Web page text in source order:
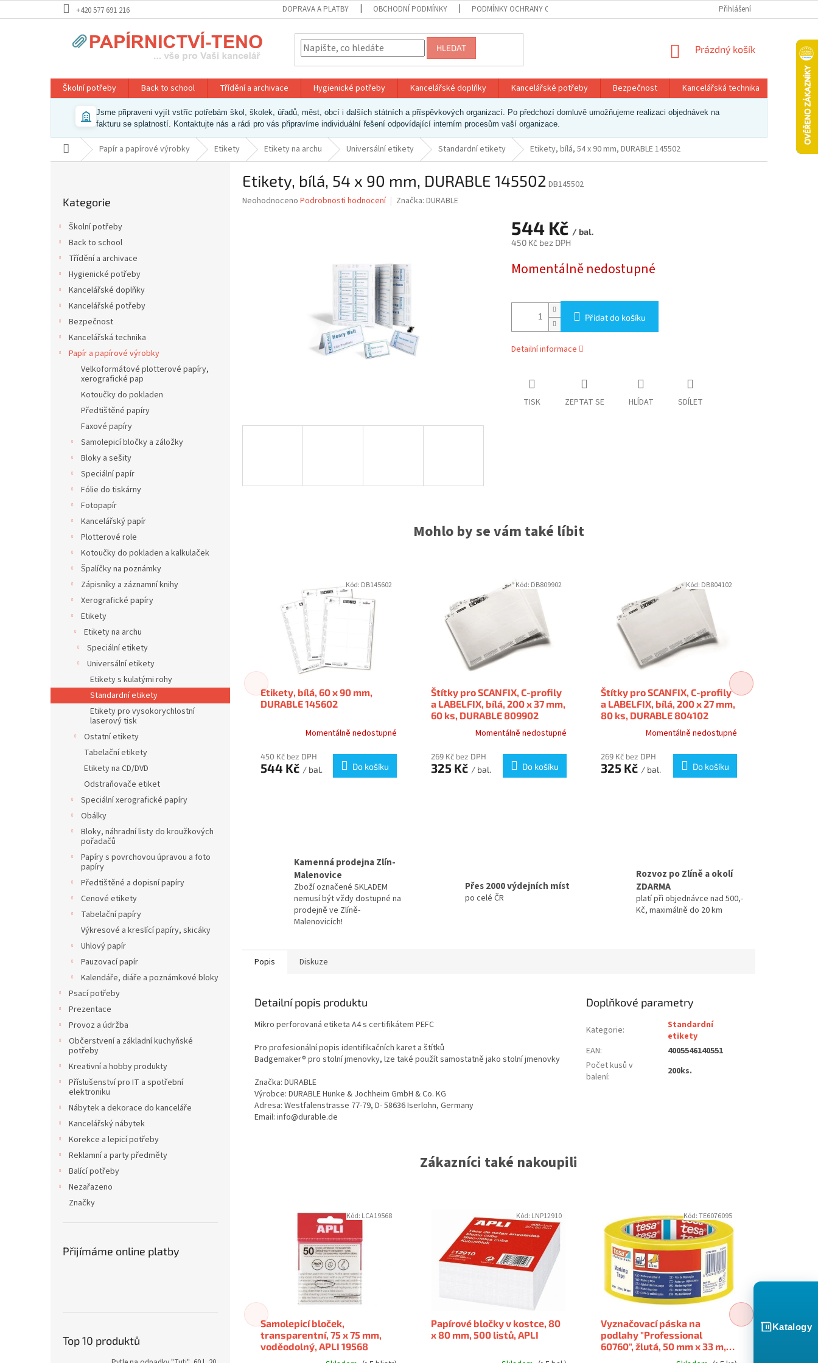
na
+420 577 691 216 DOPRAVA A PLATBY OBCHODNÍ PODMÍNKY PODMÍNKY OCHRANY OSOBNÍCH ÚDAJŮ Přihlášení
HLEDAT
NÁKUPNÍ
Prázdný košík
Školní potřeby Back to school Třídění a archivace Hygienické potřeby Kancelářské doplňky Kancelářské potřeby Bezpečnost Kancelářská technika Papír a
Jsme připraveni vyjít vstříc potřebám škol, školek, úřadů, měst, obcí i dalších státních a příspěvkových organizací. Po předchozí domluvě umožňujeme realizaci objednávek na
fakturu se splatností. Kontaktujte nás a rádi pro vás připravíme individuální řešení odpovídající interním procesům vaší organizace.
Domů Papír a papírové výrobky Etikety Etikety na archu Universální etikety Standardní etikety Etikety, bílá, 54 x 90 mm, DURABLE 145502
kategorie
Kategorie
Školní potřeby
Back to school
Třídění a archivace
Hygienické potřeby
Kancelářské doplňky
Kancelářské potřeby
Bezpečnost
Kancelářská technika
Papír a papírové výrobky
Velkoformátové plotterové papíry,
xerografické pap
Kotoučky do pokladen
Předtištěné papíry
Faxové papíry
Samolepicí bločky a záložky
Bloky a sešity
Speciální papír
Fólie do tiskárny
Fotopapír
Kancelářský papír
Plotterové role
Kotoučky do pokladen a kalkulaček
Špalíčky na poznámky
Zápisníky a záznamní knihy
Xerografické papíry
Etikety
Etikety na archu
Speciální etikety
Universální etikety
Etikety s kulatými rohy
Standardní etikety
Etikety pro vysokorychlostní
laserový tisk
Ostatní etikety
Tabelační etikety
Etikety na CD/DVD
Odstraňovače etiket
Speciální xerografické papíry
Obálky
Bloky, náhradní listy do kroužkových
pořadačů
Papíry s povrchovou úpravou a foto
papíry
Předtištěné a dopisní papíry
Cenové etikety
Tabelační papíry
Výkresové a kreslící papíry, skicáky
Uhlový papír
Pauzovací papír
Kalendáře, diáře a poznámkové bloky
Psací potřeby
Prezentace
Provoz a údržba
Občerstvení a základní kuchyňské
potřeby
Kreativní a hobby produkty
Příslušenství pro IT a spotřební
elektroniku
Nábytek a dekorace do kanceláře
Kancelářský nábytek
Korekce a lepicí potřeby
Reklamní a party předměty
Balící potřeby
Nezařazeno
Značky
Přijímáme online platby
Top 10 produktů
Etikety, bílá, 54 x 90 mm, DURABLE 145502 DB145502
Průměrné
Neohodnoceno Podrobnosti hodnocení Značka: DURABLE
544 Kč / bal.
450 Kč bez DPH
cena:
Momentálně nedostupné
Přidat do košíku
Detailní informace
TISK ZEPTAT SE HLÍDAT SDÍLET
Mohlo by se vám také líbit
Etikety, bílá, 60 x 90 mm,
DURABLE 145602
Momentálně nedostupné
450 Kč bez DPH
544 Kč / bal. Do košíku
Kód: DB145602
Štítky pro SCANFIX, C-profily
a LABELFIX, bílá, 200 x 37 mm,
60 ks, DURABLE 809902
Momentálně nedostupné
269 Kč bez DPH
325 Kč / bal. Do košíku
Kód: DB809902
Štítky pro SCANFIX, C-profily
a LABELFIX, bílá, 200 x 27 mm,
80 ks, DURABLE 804102
Momentálně nedostupné
269 Kč bez DPH
325 Kč / bal. Do košíku
Kód: DB804102
Kamenná prodejna Zlín-
Malenovice
Zboží označené SKLADEM
nemusí být vždy dostupné na
prodejně ve Zlíně-
Malenovicích!
Přes 2000 výdejních míst
po celé ČR
Rozvoz po Zlíně a okolí
ZDARMA
platí při objednávce nad 500,-
Kč, maximálně do 20 km
Popis Diskuze
Detailní popis produktu
Mikro perforovaná etiketa A4 s certifikátem PEFC
Pro profesionální popis identifikačních karet a štítků
Badgemaker® pro stolní jmenovky, lze také použít samostatně jako stolní jmenovky
Značka: DURABLE
Výrobce: DURABLE Hunke & Jochheim GmbH & Co. KG
Adresa: Westfalenstrasse 77-79, D- 58636 Iserlohn, Germany
Email: info@durable.de
Doplňkové parametry
Kategorie:
Standardní
etikety
EAN:
4005546140551
Počet kusů v
balení: 200ks.
Zákazníci také nakoupili
Samolepicí bloček,
transparentní, 75 x 75 mm,
voděodolný, APLI 19568
Kód: LCA19568
Papírové bločky v kostce, 80
x 80 mm, 500 listů, APLI
Kód: LNP12910
Vyznačovací páska na
podlahy "Professional
60760", žlutá, 50 mm x 33 m,
Kód:TE6076095
Etiketa,
Katalogy